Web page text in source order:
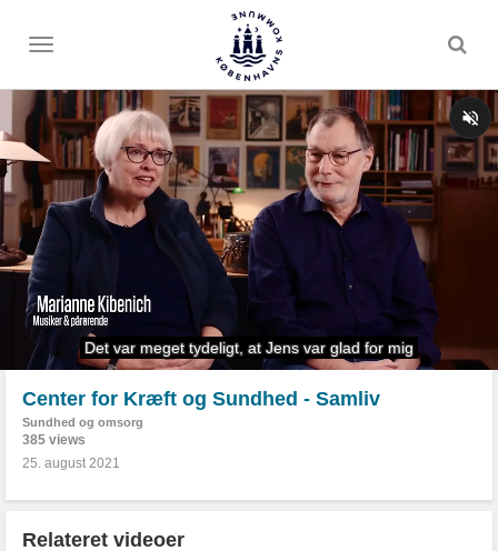
Toggle
Center for Kræft og Sundhed - Samliv
Sundhed og omsorg
385 views
25. august 2021
Relateret videoer